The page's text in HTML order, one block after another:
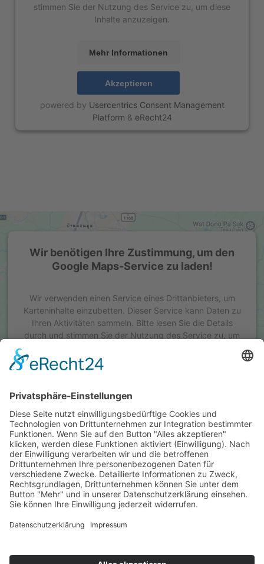
stimmen Sie der Nutzung des Service zu, um diese
Inhalte anzuzeigen.
Mehr Informationen
Akzeptieren
powered by Usercentrics Consent Management
Platform & eRecht24
Wir benötigen Ihre Zustimmung, um den
Google Maps-Service zu laden!
Wir verwenden einen Service eines Drittanbieters, um
Karteninhalte einzubetten. Dieser Service kann Daten zu
Ihren Aktivitäten sammeln. Bitte lesen Sie die Details
durch und stimmen Sie der Nutzung des Service zu, um
powered by Usercentrics Consent Management Platform
&eRecht24
Kontakt